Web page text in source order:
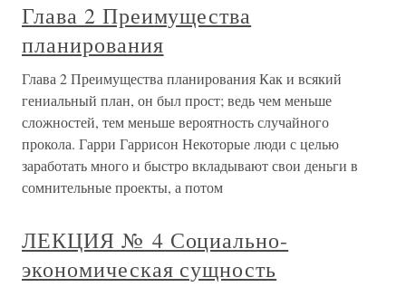
Глава 2 Преимущества
планирования
Глава 2 Преимущества планирования Как и всякий
гениальный план, он был прост; ведь чем меньше
сложностей, тем меньше вероятность случайного
прокола. Гарри Гаррисон Некоторые люди с целью
заработать много и быстро вкладывают свои деньги в
сомнительные проекты, а потом
ЛЕКЦИЯ № 4 Социально-
экономическая сущность